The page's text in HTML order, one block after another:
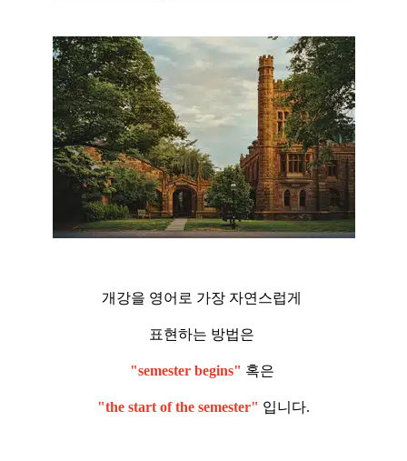
개강을 영어로 가장 자연스럽게
표현하는 방법은
"semester begins" 혹은
"the start of the semester" 입니다.